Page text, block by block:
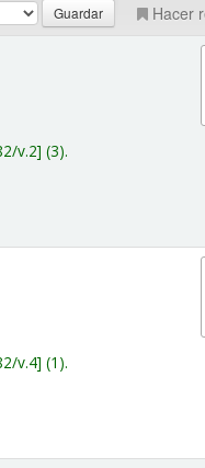
Hacer
v.2 (3).
v.4 (1).